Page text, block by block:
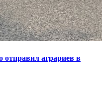
аграриев в